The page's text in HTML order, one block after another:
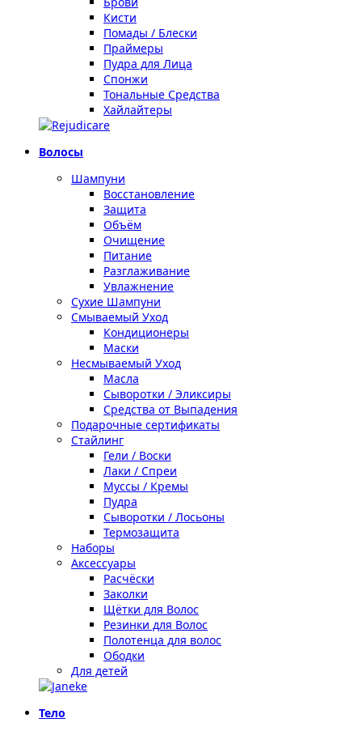
Кисти
Помады / Блески
Праймеры
Пудра для Лица
Спонжи
Тональные Средства
Хайлайтеры
Волосы
Шампуни
Восстановление
Защита
Объём
Очищение
Питание
Разглаживание
Увлажнение
Сухие Шампуни
Смываемый Уход
Кондиционеры
Маски
Несмываемый Уход
Масла
Сыворотки / Эликсиры
Средства от Выпадения
Подарочные сертификаты
Стайлинг
Гели / Воски
Лаки / Спреи
Муссы / Кремы
Пудра
Сыворотки / Лосьоны
Термозащита
Наборы
Аксессуары
Расчёски
Заколки
Щётки для Волос
Резинки для Волос
Полотенца для волос
Ободки
Для детей
Тело